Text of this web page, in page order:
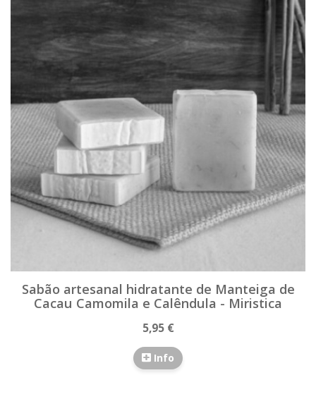
Sabão artesanal hidratante de Manteiga de
Cacau Camomila e Calêndula - Miristica
5,95 €
Info